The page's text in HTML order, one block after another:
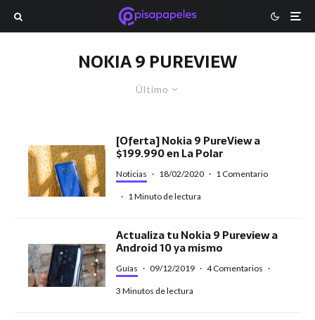
NOKIA 9 PUREVIEW
Último
[Oferta] Nokia 9 PureView a
$199.990 en La Polar
Noticias · 18/02/2020 · 1 Comentario
· 1 Minuto de lectura
Actualiza tu Nokia 9 Pureview a
Android 10 ya mismo
Guías · 09/12/2019 · 4 Comentarios ·
3 Minutos de lectura